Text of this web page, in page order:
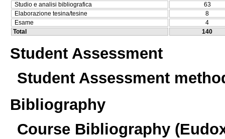
Studio e analisi bibliografica
63
Elaborazione tesina/tesine
8
Esame
4
Total
140
Student Assessment
Student Assessment
Bibliography
Course Bibliography